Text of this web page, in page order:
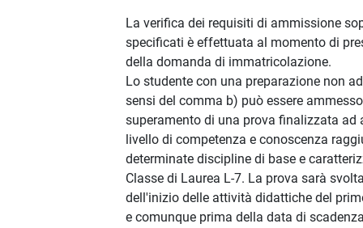
La verifica dei requisiti di ammissione
specificati è effettuata al momento di
della domanda di immatricolazione.
Lo studente con una preparazione non
sensi del comma b) può essere
superamento di una prova finalizzata ad
livello di competenza e conoscenza
determinate discipline di base e
Classe di Laurea L-7. La prova sarà
dell'inizio delle attività didattiche del
e comunque prima della data di